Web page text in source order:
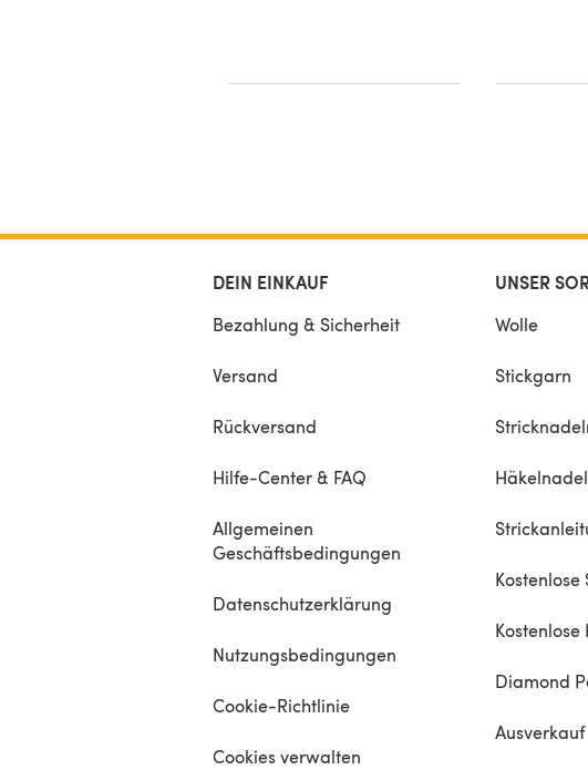
DEIN EINKAUF
Bezahlung & Sicherheit
Versand
Rückversand
Hilfe-Center & FAQ
Allgemeinen
Geschäftsbedingungen
Datenschutzerklärung
Nutzungsbedingungen
Cookie-Richtlinie
Cookies verwalten
UNSER
Wolle
Stickgarn
Diamond
Ausverkauf